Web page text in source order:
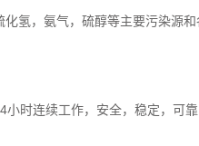
氢，氨气，硫醇等主要污染源
时连续工作，安全，稳定，可靠